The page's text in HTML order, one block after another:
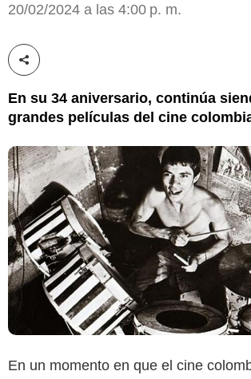
20/02/2024 a las 4:00 p. m.
Compartir esta noticia
En su 34 aniversario, continúa
grandes películas del cine
En un momento en que el cine